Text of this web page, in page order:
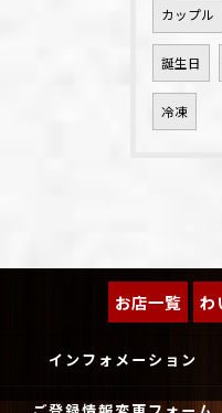
カップル
誕生日
冷凍
お店一覧 わ
インフォメーション